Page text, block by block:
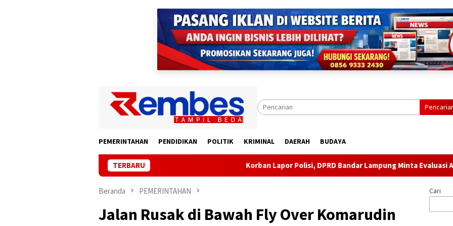
PEMERINTAHAN PENDIDIKAN POLITIK KRIMINAL DAERAH BUDAYA
TERBARU Korban Lapor Polisi, DPRD Bandar Lampung Minta Evaluasi Aparat Lingkungan
Beranda PEMERINTAHAN
Jalan Rusak di Bawah Fly Over Komarudin
Cari